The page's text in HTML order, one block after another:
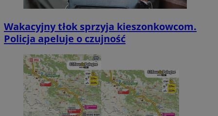
Wakacyjny tłok sprzyja kieszonkowcom.
Policja apeluje o czujność